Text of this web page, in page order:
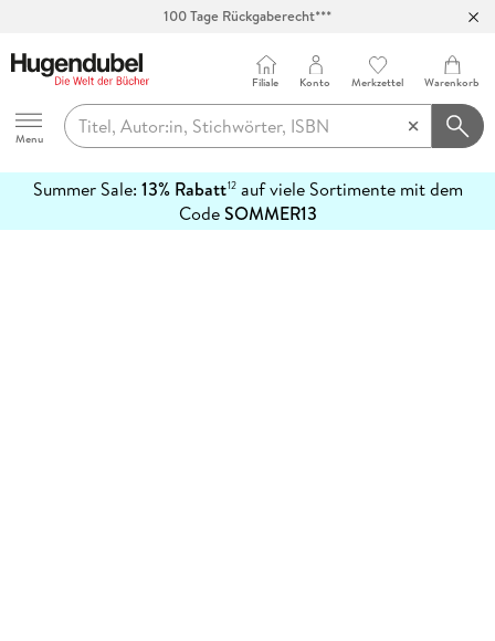
100 Tage Rückgaberecht***
Hugendubel
Menu
Filiale Konto Merkzettel Warenkorb
Summer Sale: 13% Rabatt12auf viele Sortimente mit dem
CodeSOMMER13
erfahren